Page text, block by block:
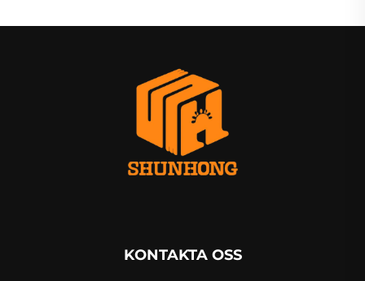
KONTAKTA OSS